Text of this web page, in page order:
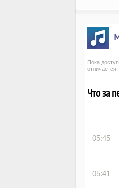
Пока
Что за
05:45
05:41